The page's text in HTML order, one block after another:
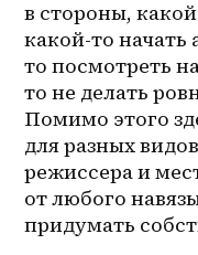
в стороны,
какой-то
то посмотреть
то не делать
Помимо этого
для разных
режиссера и
от любого
придумать